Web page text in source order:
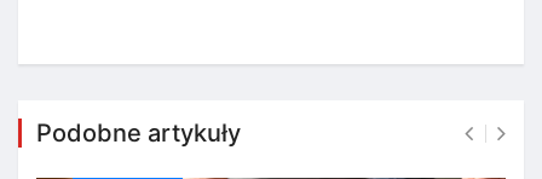
Podobne artykuły